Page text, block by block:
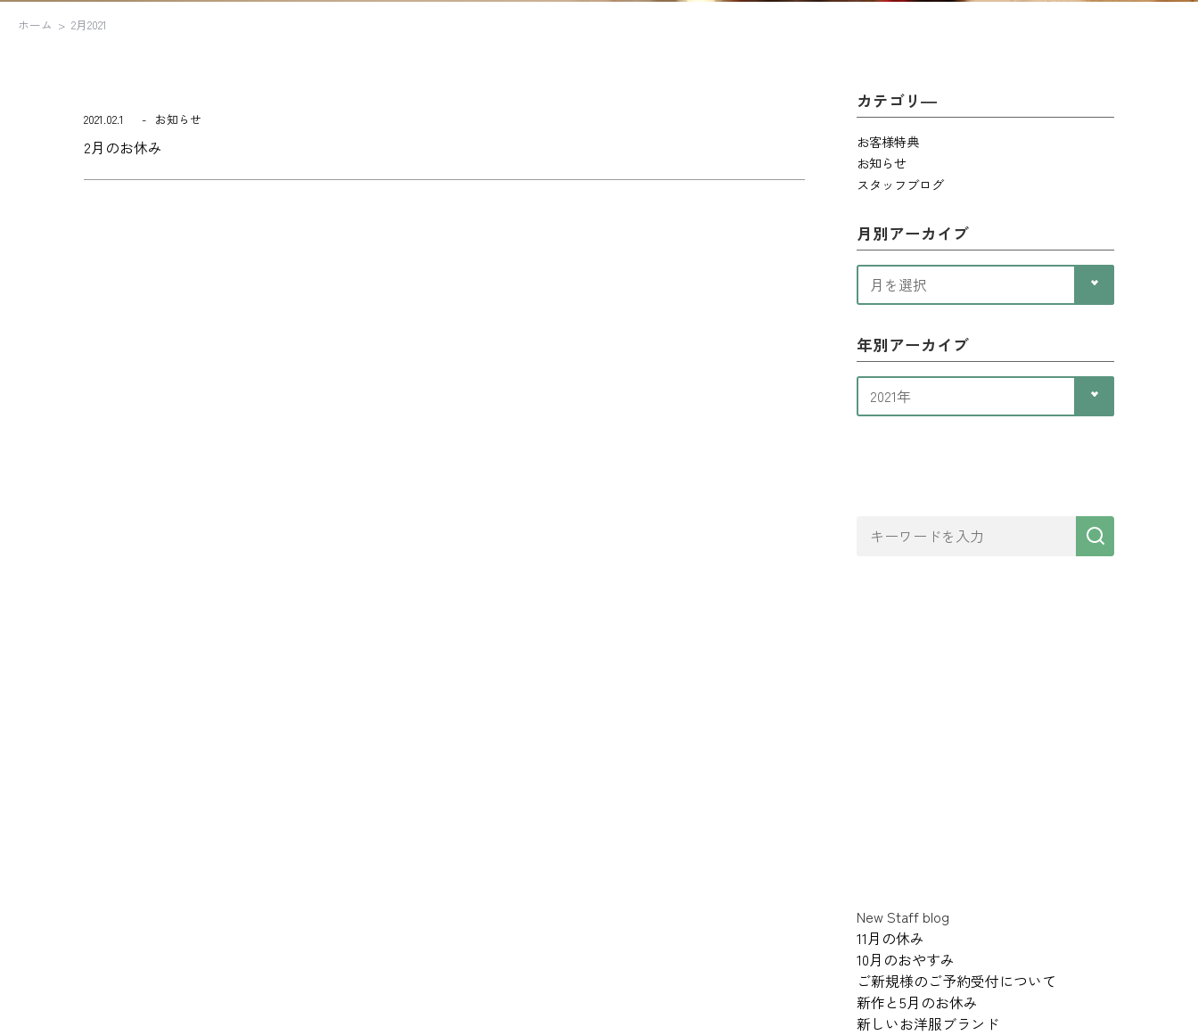
ホーム 2月2021
2021.02.1 お知らせ
2月のお休み
カテゴリ―
お客様特典
お知らせ
スタッフブログ
月別アーカイブ
年別アーカイブ
New Staff blog
11月の休み
10月のおやすみ
ご新規様のご予約受付について
新作と5月のお休み
新しいお洋服ブランド